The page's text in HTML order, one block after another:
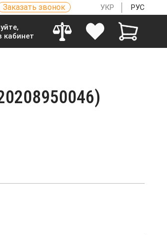
Заказать звонок УКР РУС
кабинет